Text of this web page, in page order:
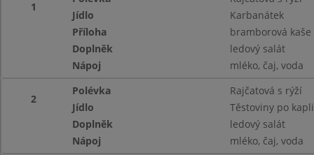
1
Jídlo
Karbanátek
Příloha
bramborová
Doplněk
ledový salát
Nápoj
mléko, čaj, voda
2
Polévka
Rajčatová s rýží
Jídlo
Těstoviny po
Doplněk
ledový salát
Nápoj
mléko, čaj, voda